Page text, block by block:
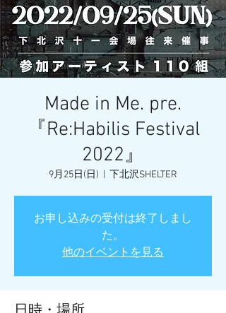
Made in Me. pre.
『Re:Habilis Festival
2022』
9月25日(日) 下北沢SHELTER
お申し込みの受付は終了しまし
た。
他のイベントを見る